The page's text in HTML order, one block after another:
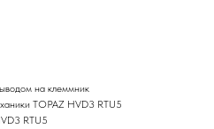
на клеммник
TOPAZ HVD3 RTU5
RTU5